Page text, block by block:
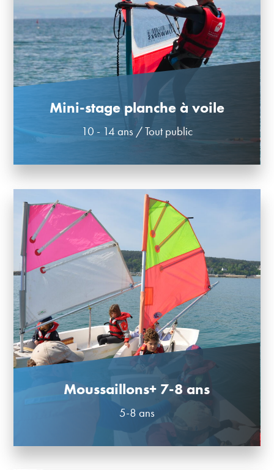
Mini-stage planche à voile
10 - 14 ans /Tout public
Moussaillons+ 7-8 ans
5-8 ans